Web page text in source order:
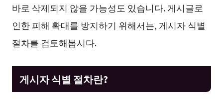
바로 삭제되지 않을 가능성도 있습니다. 게시글로
인한 피해 확대를 방지하기 위해서는, 게시자 식별
절차를 검토해봅시다.
게시자 식별 절차란?